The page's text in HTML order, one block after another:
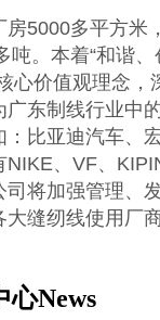
5000多平方米
吨。本着“和谐
心价值观理念，
广东制线行业中
：比亚迪汽车、
、VF、
将加强管理、
大缝纫线使用厂
心News